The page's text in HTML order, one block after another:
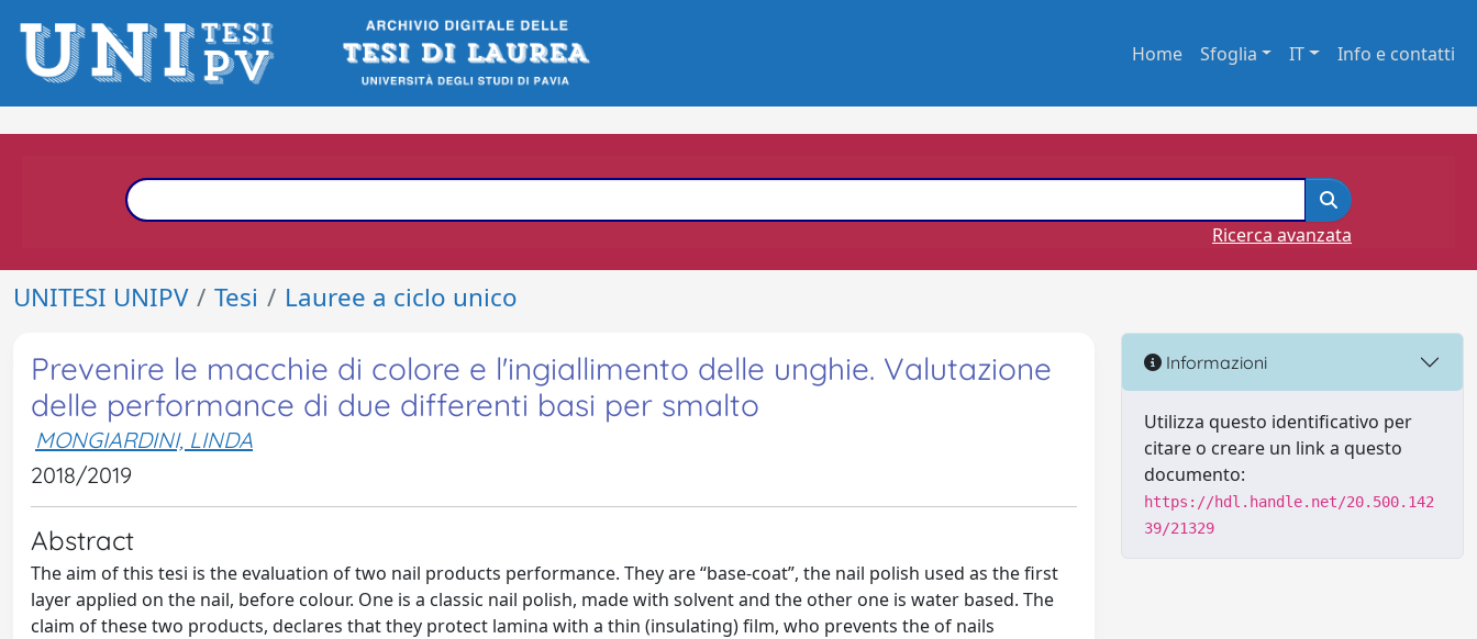
Home Sfoglia IT Info e contatti
Ricerca avanzata
UNITESI UNIPV Tesi Lauree a ciclo unico
Prevenire le macchie di colore e l'ingiallimento delle unghie. Valutazione
delle performance di due differenti basi per smalto
MONGIARDINI, LINDA
2018/2019
Abstract
The aim of this tesi is the evaluation of two nail products performance. They are “base-coat”, the nail polish used as the first
layer applied on the nail, before colour. One is a classic nail polish, made with solvent and the other one is water based. The
claim of these two products, declares that they protect lamina with a thin (insulating) film, who prevents the of nails
Informazioni
Utilizza questo identificativo per
citare o creare un link a questo
documento:
https://hdl.handle.net/20.500.142
39/21329